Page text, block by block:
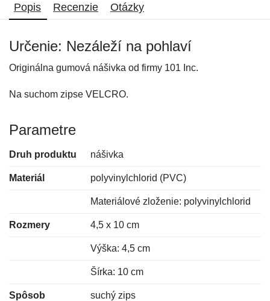
Popis Recenzie Otázky
Určenie: Nezáleží na pohlaví
Originálna gumová nášivka od firmy 101 Inc.
Na suchom zipse VELCRO.
Parametre
Druh produktu nášivka
Materiál polyvinylchlorid (PVC)
Materiálové zloženie: polyvinylchlorid
Rozmery 4,5 x 10 cm
Výška: 4,5 cm
Šírka: 10 cm
Spôsob
suchý zips